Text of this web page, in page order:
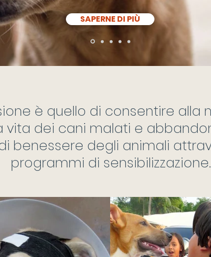
SAPERNE DI PIÙ
è quello di consentire alla
vita dei cani malati e
benessere degli animali
programmi di sensibilizzazione.